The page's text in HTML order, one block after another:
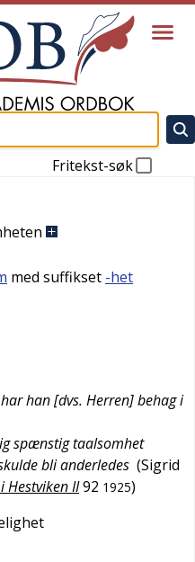
Fritekst-søk
med suffikset -het
han [dvs. Herren] behag i
spænstig taalsomhet
bli anderledes (Sigrid
Hestviken II92 1925)